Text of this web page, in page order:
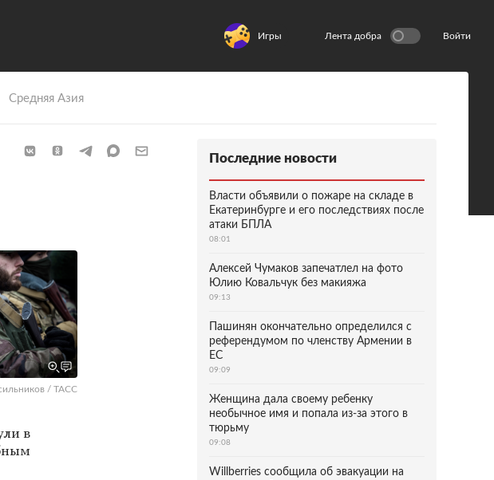
Игры Лента добра Войти
Средняя Азия
/ ТАСС
в
Последние новости
Власти объявили о пожаре на складе в
Екатеринбурге и его последствиях после
атаки БПЛА
08:01
Алексей Чумаков запечатлел на фото
Юлию Ковальчук без макияжа
09:13
Пашинян окончательно определился с
референдумом по членству Армении в
ЕС
09:09
Женщина дала своему ребенку
необычное имя и попала из-за этого в
тюрьму
09:08
Willberries сообщила об эвакуации на